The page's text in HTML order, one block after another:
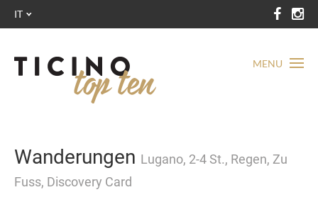
MENU
IT
Wanderungen Lugano, 2-4 St., Regen, Zu
Fuss, Discovery Card